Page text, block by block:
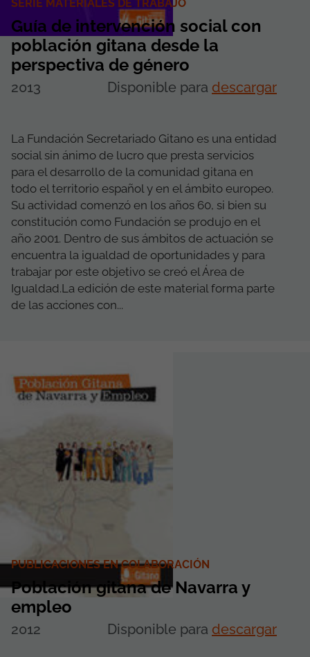
SERIE MATERIALES DE TRABAJO
Guía de intervención social con
población gitana desde la
perspectiva de género
2013 Disponible para descargar
La Fundación Secretariado Gitano es una entidad
social sin ánimo de lucro que presta servicios
para el desarrollo de la comunidad gitana en
todo el territorio español y en el ámbito europeo.
Su actividad comenzó en los años 60, si bien su
constitución como Fundación se produjo en el
año 2001. Dentro de sus ámbitos de actuación se
encuentra la igualdad de oportunidades y para
trabajar por este objetivo se creó el Área de
Igualdad.La edición de este material forma parte
de las acciones con­...
PUBLICACIONES EN COLABORACIÓN
Población gitana de Navarra y
empleo
2012 Disponible para descargar